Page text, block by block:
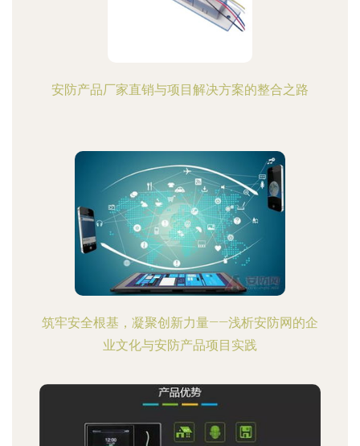
安防产品厂家直销与项目解决方案的整合之路
筑牢安全根基，凝聚创新力量——浅析安防网的企
业文化与安防产品项目实践